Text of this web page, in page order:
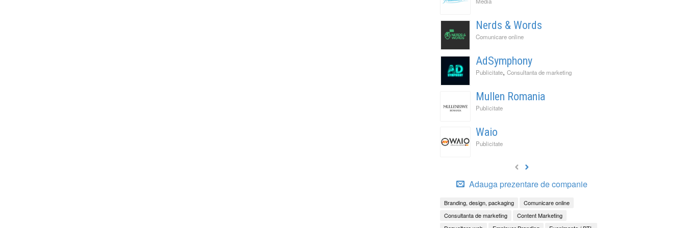
Nerds & Words
Comunicare online
AdSymphony
Publicitate, Consultanta de marketing
Mullen Romania
Publicitate
Waio
Publicitate
Adauga prezentare de companie
Branding, design, packaging
Comunicare online
Consultanta de marketing
Content Marketing